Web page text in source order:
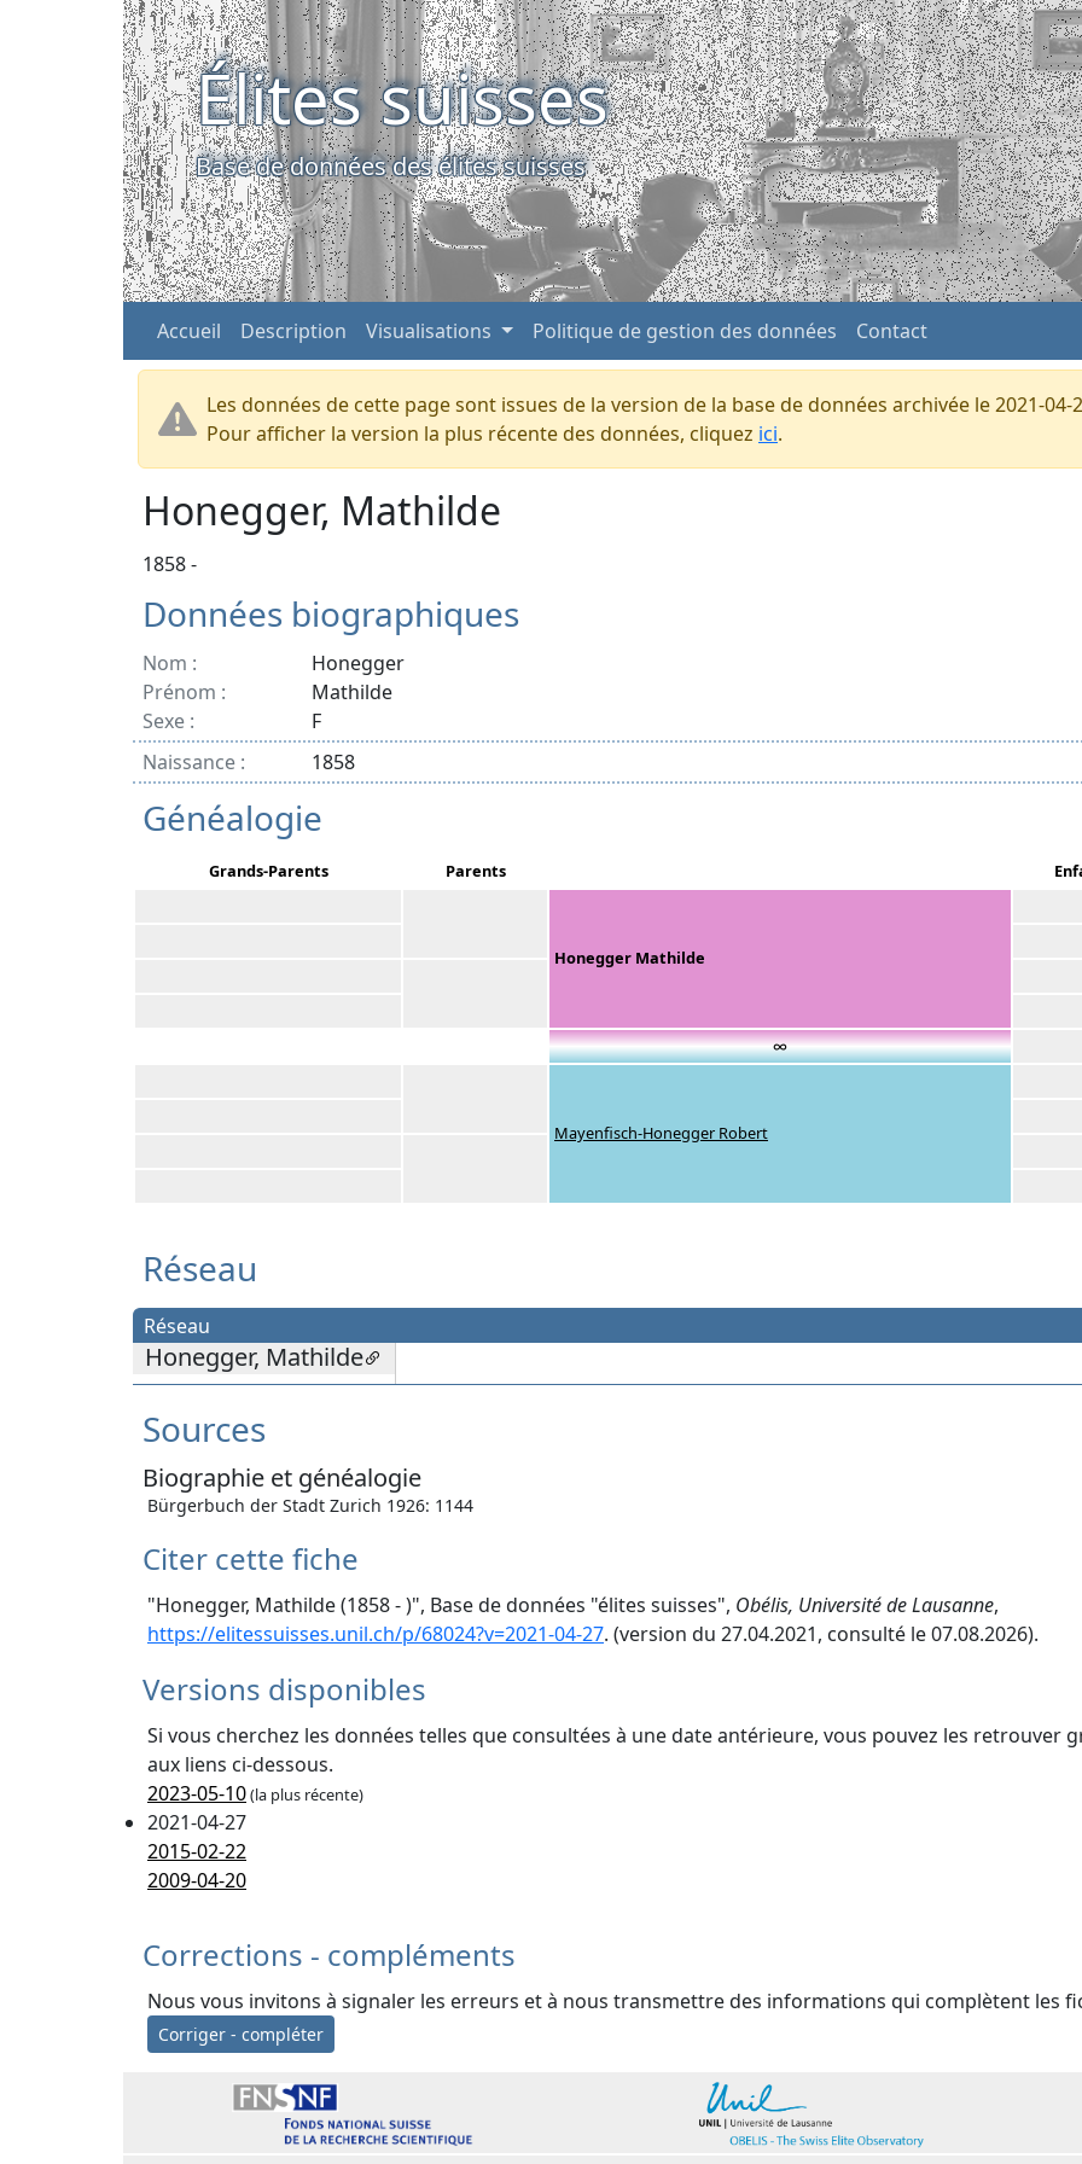
Élites suisses
Base de données des élites suisses
Accueil Description Visualisations Politique de gestion des données Contact
Les données de cette page sont issues de la version de la base de données archivée le 2021-04-
Pour afficher la version la plus récente des données, cliquez ici.
Honegger, Mathilde
1858 -
Données biographiques
Nom :
Honegger
Prénom :
Mathilde
Sexe :
F
Naissance :
1858
Généalogie
Grands-Parents Parents
Honegger Mathilde
∞
Mayenfisch-Honegger Robert
Réseau
Réseau
Honegger, Mathilde
Sources
Biographie et généalogie
Bürgerbuch der Stadt Zurich 1926: 1144
Citer cette fiche
"Honegger, Mathilde (1858 - )", Base de données "élites suisses", Obélis, Université de Lausanne,
https://elitessuisses.unil.ch/p/68024?v=2021-04-27. (version du 27.04.2021, consulté le 07.08.2026).
Versions disponibles
Si vous cherchez les données telles que consultées à une date antérieure, vous pouvez les retrouver
aux liens ci-dessous.
2023-05-10(la plus récente)
2021-04-27
2015-02-22
2009-04-20
Corrections - compléments
Nous vous invitons à signaler les erreurs et à nous transmettre des informations qui complètent les
Corriger - compléter